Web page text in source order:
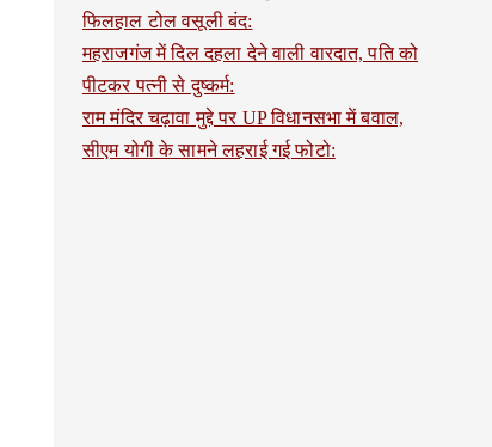
फिलहाल टोल वसूली बंद:
महराजगंज में दिल दहला देने वाली वारदात, पति को
पीटकर पत्नी से दुष्कर्म:
राम मंदिर चढ़ावा मुद्दे पर UP विधानसभा में बवाल,
सीएम योगी के सामने लहराई गई फोटो: